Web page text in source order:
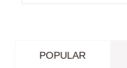
POPULAR